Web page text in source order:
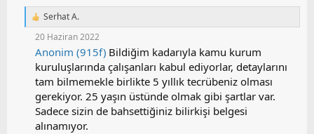
T
Serhat A.
20 Haziran 2022
Anonim (915f) Bildiğim kadarıyla kamu kurum
kuruluşlarında çalışanları kabul ediyorlar, detaylarını
tam bilmemekle birlikte 5 yıllık tecrübeniz olması
gerekiyor. 25 yaşın üstünde olmak gibi şartlar var.
Sadece sizin de bahsettiğiniz bilirkişi belgesi
alınamıyor.